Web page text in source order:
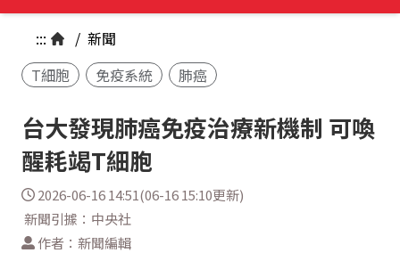
::: / 新聞
T細胞
免疫系統 肺癌
台大發現肺癌免疫治療新機制 可喚
醒耗竭T細胞
2026-06-16 14:51(06-16 15:10更新)
新聞引據：中央社
作者：新聞編輯